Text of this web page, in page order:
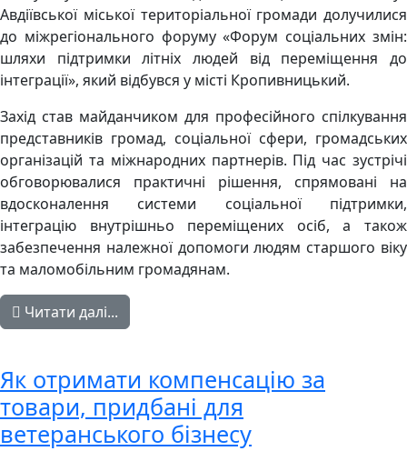
Авдіївської міської територіальної громади долучилися
до міжрегіонального форуму «Форум соціальних змін:
шляхи підтримки літніх людей від переміщення до
інтеграції», який відбувся у місті Кропивницький.
Захід став майданчиком для професійного спілкування
представників громад, соціальної сфери, громадських
організацій та міжнародних партнерів. Під час зустрічі
обговорювалися практичні рішення, спрямовані на
вдосконалення системи соціальної підтримки,
інтеграцію внутрішньо переміщених осіб, а також
забезпечення належної допомоги людям старшого віку
та маломобільним громадянам.
Читати далі...
Як отримати компенсацію за
товари, придбані для
ветеранського бізнесу